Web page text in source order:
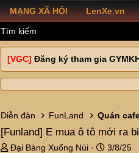
MẠNG XÃ HỘI LenXe.vn
Tìm kiếm
[VGC] Đăng ký tham gia
Diễn đàn FunLand Quán
[Funland] E mua ô tô mới ra
T
Đại Bàng Xuống Núi
N
3/8/25